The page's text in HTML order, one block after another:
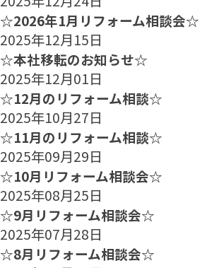
☆2026年1月リフォーム相談会☆
2025年12月15日
☆本社移転のお知らせ☆
2025年12月01日
☆12月のリフォーム相談☆
2025年10月27日
☆11月のリフォーム相談☆
2025年09月29日
☆10月リフォーム相談会☆
2025年08月25日
☆9月リフォーム相談会☆
2025年07月28日
☆8月リフォーム相談会☆